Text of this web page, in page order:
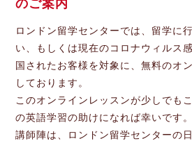
ロンドン留学センターでは、留学に
い、もしくは現在のコロナウィルス
国されたお客様を対象に、無料のオ
しております。
このオンラインレッスンが少しでも
の英語学習の助けになれば幸いです。
講師陣は、ロンドン留学センターの